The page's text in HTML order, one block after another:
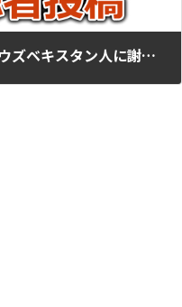
視聴者投稿：今のウズベキスタン人に謝罪を求めるのは違うと思う